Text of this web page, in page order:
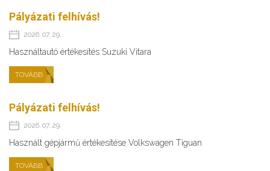
Pályázati felhívás!
2026. 07. 29.
Használtautó értékesítés Suzuki Vitara
TOVÁBB
Pályázati felhívás!
2026. 07. 29.
Használt gépjármű értékesítése Volkswagen Tiguan
TOVÁBB